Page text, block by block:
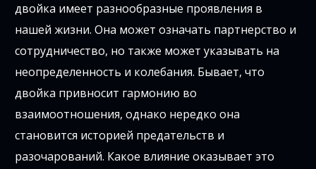
двойка имеет разнообразные проявления в
нашей жизни. Она может означать партнерство и
сотрудничество, но также может указывать на
неопределенность и колебания. Бывает, что
двойка привносит гармонию во
взаимоотношения, однако нередко она
становится историей предательств и
разочарований. Какое влияние оказывает это